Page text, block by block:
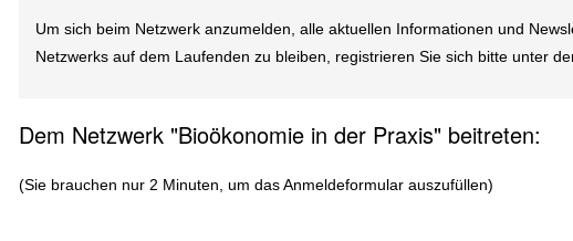
Um sich beim Netzwerk anzumelden, alle aktuellen Informationen und
Netzwerks auf dem Laufenden zu bleiben, registrieren Sie sich bitte unter
Dem Netzwerk "Bioökonomie in der Praxis" beitreten:
(Sie brauchen nur 2 Minuten, um das Anmeldeformular auszufüllen)